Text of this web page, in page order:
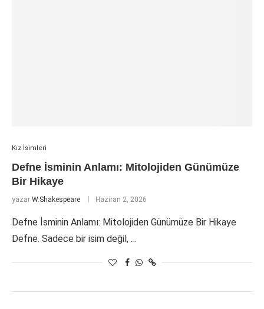
Kız İsimleri
Defne İsminin Anlamı: Mitolojiden Günümüze
Bir Hikaye
yazar W.Shakespeare Haziran 2, 2026
Defne İsminin Anlamı: Mitolojiden Günümüze Bir Hikaye
Defne. Sadece bir isim değil, …